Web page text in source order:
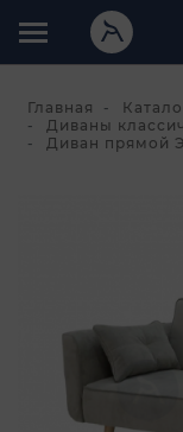
Главная
Диваны
Диван прямой